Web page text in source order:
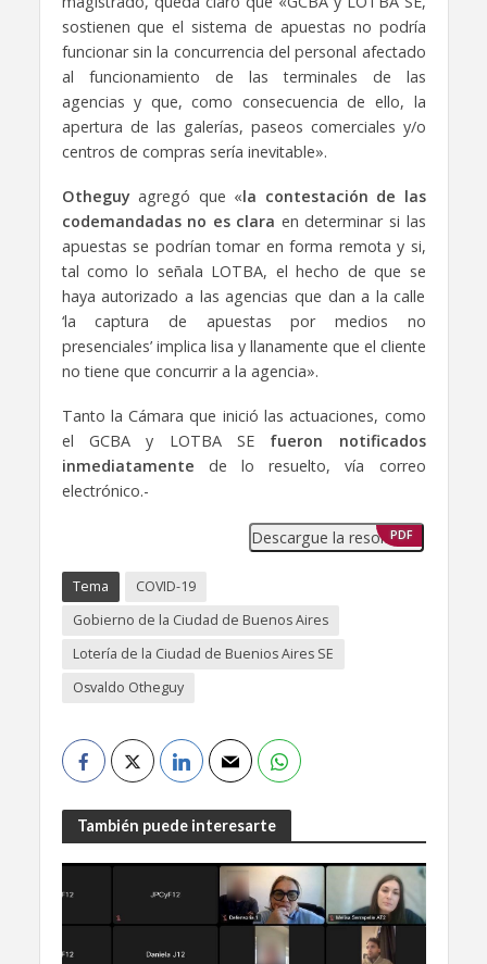
sostienen que el sistema de apuestas no podría
funcionar sin la concurrencia del personal afectado
al funcionamiento de las terminales de las
agencias y que, como consecuencia de ello, la
apertura de las galerías, paseos comerciales y/o
centros de compras sería inevitable».
Otheguyagregó que «la contestación de las
codemandadas no es clara en determinar si las
apuestas se podrían tomar en forma remota y si,
tal como lo señala LOTBA, el hecho de que se
haya autorizado a las agencias que dan a la calle
‘la captura de apuestas por medios no
presenciales’ implica lisa y llanamente que el cliente
no tiene que concurrir a la agencia».
Tanto la Cámara que inició las actuaciones, como
el GCBA y LOTBA SE fueron notificados
inmediatamente de lo resuelto, vía correo
electrónico.-
Descargue la resolución
PDF
Tema
COVID-19
Gobierno de la Ciudad de Buenos Aires
Lotería de la Ciudad de Buenios Aires SE
Osvaldo Otheguy
También puede interesarte